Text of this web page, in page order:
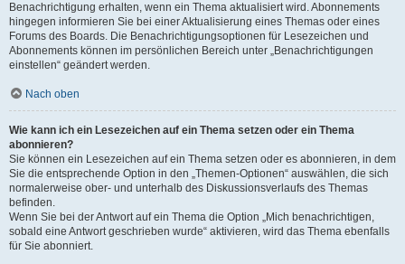
Benachrichtigung erhalten, wenn ein Thema aktualisiert wird. Abonnements
hingegen informieren Sie bei einer Aktualisierung eines Themas oder eines
Forums des Boards. Die Benachrichtigungsoptionen für Lesezeichen und
Abonnements können im persönlichen Bereich unter „Benachrichtigungen
einstellen“ geändert werden.
Nach oben
Wie kann ich ein Lesezeichen auf ein Thema setzen oder ein Thema
abonnieren?
Sie können ein Lesezeichen auf ein Thema setzen oder es abonnieren, in dem
Sie die entsprechende Option in den „Themen-Optionen“ auswählen, die sich
normalerweise ober- und unterhalb des Diskussionsverlaufs des Themas
befinden.
Wenn Sie bei der Antwort auf ein Thema die Option „Mich benachrichtigen,
sobald eine Antwort geschrieben wurde“ aktivieren, wird das Thema ebenfalls
für Sie abonniert.